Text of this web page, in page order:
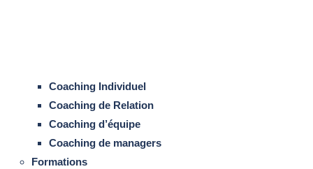
Coaching Individuel
Coaching de Relation
Coaching d’équipe
Coaching de managers
Formations